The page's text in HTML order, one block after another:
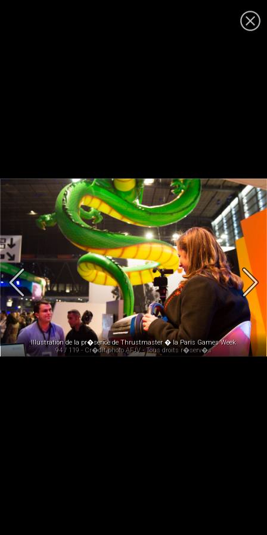
Illustration de la pr�sence de Thrustmaster � la Paris Games Week
94 / 119 - Cr�dit photo AFJV - Tous droits r�serv�s